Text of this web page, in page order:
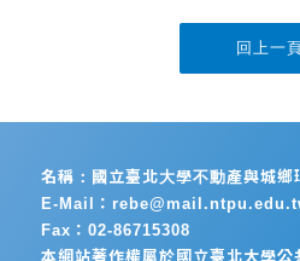
名稱：國立臺北大學不動產與城鄉
E-Mail：
Fax：02-86715308
本網站著作權屬於國立臺北大學